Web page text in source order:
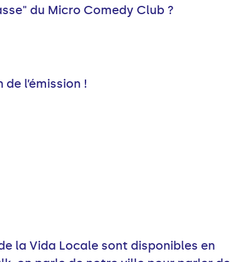
du Micro Comedy Club ?
l’émission !
la Vida Locale sont disponibles en